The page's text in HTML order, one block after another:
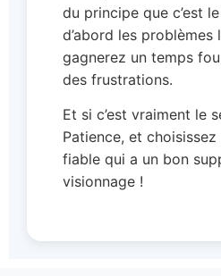
du principe que c’est
d’abord les problèmes
gagnerez un temps
des frustrations.
Et si c’est vraiment le
Patience, et
fiable qui a un bon
visionnage !